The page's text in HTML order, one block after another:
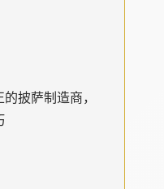
披萨制造商，